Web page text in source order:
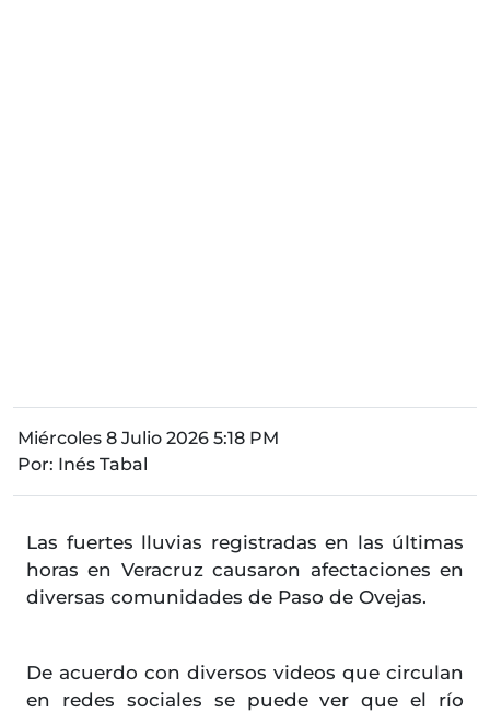
Miércoles 8 Julio 2026 5:18 PM
Por: Inés Tabal
Las fuertes lluvias registradas en las últimas
horas en Veracruz causaron afectaciones en
diversas comunidades de Paso de Ovejas.
De acuerdo con diversos videos que circulan
en redes sociales se puede ver que el río